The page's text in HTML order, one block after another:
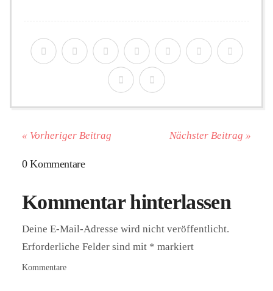
« Vorheriger Beitrag Nächster Beitrag »
0 Kommentare
Kommentar hinterlassen
Deine E-Mail-Adresse wird nicht veröffentlicht.
Erforderliche Felder sind mit * markiert
Kommentare